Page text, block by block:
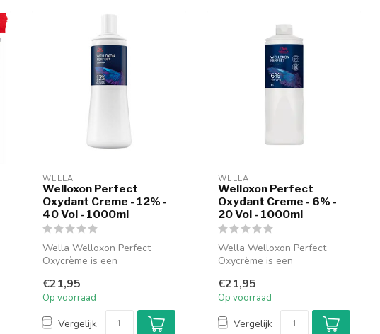
WELLA
Welloxon Perfect
Oxydant Creme - 12% -
40 Vol - 1000ml
Wella Welloxon Perfect
Oxycrème is een
waterstofperoxide-
ontwikkel...
€21,95
Op voorraad
Vergelijk
WELLA
Welloxon Perfect
Oxydant Creme - 6% -
20 Vol - 1000ml
Wella Welloxon Perfect
Oxycrème is een
waterstofperoxide-
ontwikkel...
€21,95
Op voorraad
Vergelijk